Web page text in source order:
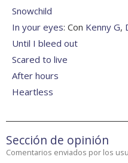
Snowchild
In your eyes: Con Kenny G,
Until I bleed out
Scared to live
After hours
Heartless
Sección de opinión
Comentarios enviados por los